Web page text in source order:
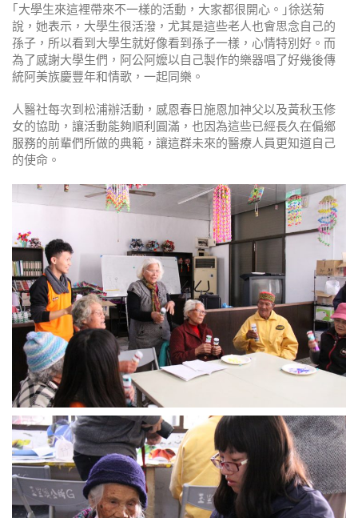
｢大學生來這裡帶來不一樣的活動，大家都很開心。｣徐送菊
說，她表示，大學生很活潑，尤其是這些老人也會思念自己的
孫子，所以看到大學生就好像看到孫子一樣，心情特別好。而
為了感謝大學生們，阿公阿嬤以自己製作的樂器唱了好幾後傳
統阿美族慶豐年和情歌，一起同樂。
人醫社每次到松浦辦活動，感恩春日施恩加神父以及黃秋玉修
女的協助，讓活動能夠順利圓滿，也因為這些已經長久在偏鄉
服務的前輩們所做的典範，讓這群未來的醫療人員更知道自己
的使命。